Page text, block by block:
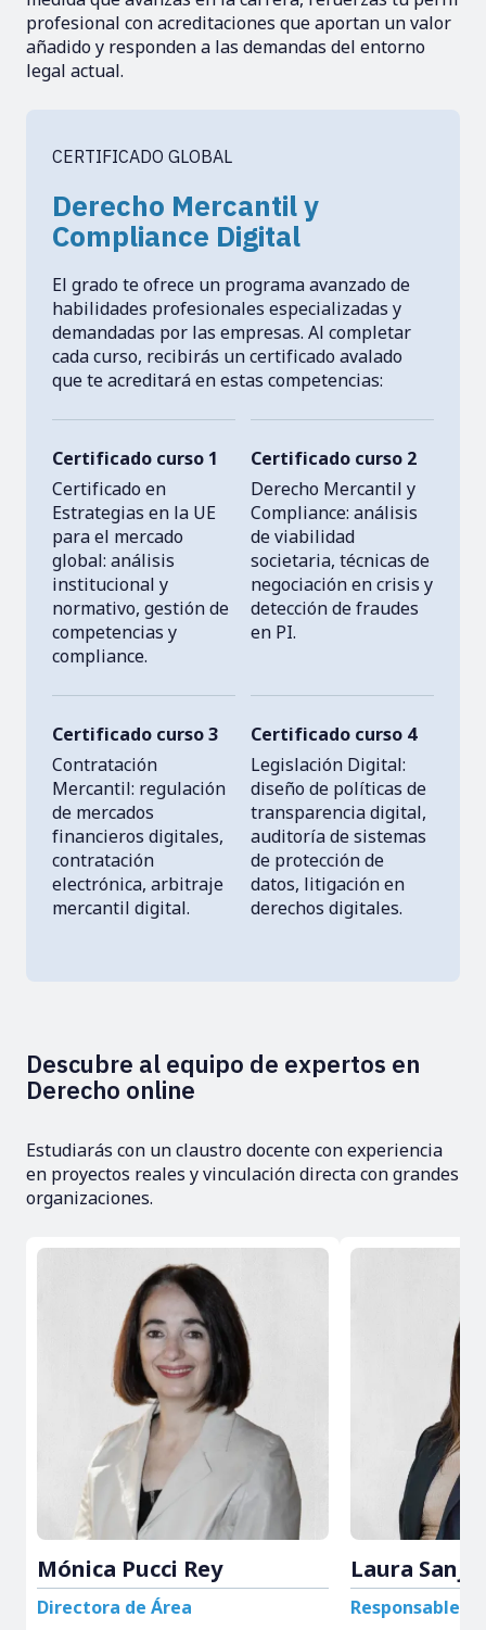
profesional con acreditaciones que aportan un valor
añadido y responden a las demandas del entorno
legal actual.
CERTIFICADO GLOBAL
Derecho Mercantil y
Compliance Digital
El grado te ofrece un programa avanzado de
habilidades profesionales especializadas y
demandadas por las empresas. Al completar
cada curso, recibirás un certificado avalado
que te acreditará en estas competencias:
Certificado curso 1
Certificado en
Estrategias en la UE
para el mercado
global: análisis
institucional y
normativo, gestión de
competencias y
compliance.
Certificado curso 2
Derecho Mercantil y
Compliance: análisis
de viabilidad
societaria, técnicas de
negociación en crisis y
detección de fraudes
en PI.
Certificado curso 3
Contratación
Mercantil: regulación
de mercados
financieros digitales,
contratación
electrónica, arbitraje
mercantil digital.
Certificado curso 4
Legislación Digital:
diseño de políticas de
transparencia digital,
auditoría de sistemas
de protección de
datos, litigación en
derechos digitales.
Descubre al equipo de expertos en
Derecho online
Estudiarás con un claustro docente con experiencia
en proyectos reales y vinculación directa con grandes
organizaciones.
Mónica Pucci Rey
Directora de Área
Laura
Responsable